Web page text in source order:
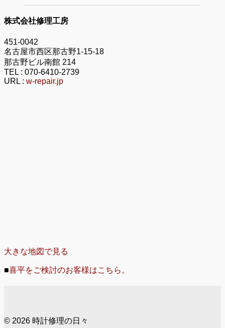
株式会社修理工房
451-0042
名古屋市西区那古野1-15-18
那古野ビル南館 214
TEL : 070-6410-2739
URL : w-repair.jp
大きな地図で見る
■喜平をご検討のお客様はこちら。
© 2026 時計修理の日々